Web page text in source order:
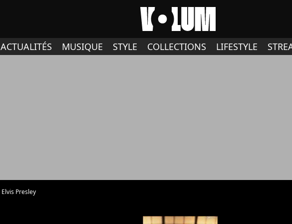
ACTUALITÉS MUSIQUE STYLE COLLECTIONS LIFESTYLE
Elvis Presley